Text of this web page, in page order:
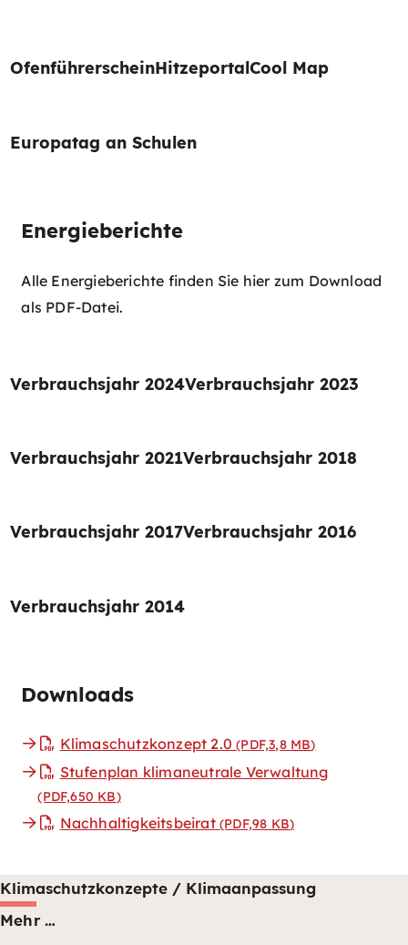
OfenführerscheinHitzeportalCool Map
Europatag an Schulen
Energieberichte
Alle Energieberichte finden Sie hier zum Download
als PDF-Datei.
Verbrauchsjahr 2024Verbrauchsjahr 2023
Verbrauchsjahr 2021Verbrauchsjahr 2018
Verbrauchsjahr 2017Verbrauchsjahr 2016
Verbrauchsjahr 2014
Downloads
Klimaschutzkonzept 2.0 (PDF,3,8 MB)
Stufenplan klimaneutrale Verwaltung
(PDF,650 KB)
Nachhaltigkeitsbeirat(PDF,98 KB)
Klimaschutzkonzepte / Klimaanpassung
Mehr …